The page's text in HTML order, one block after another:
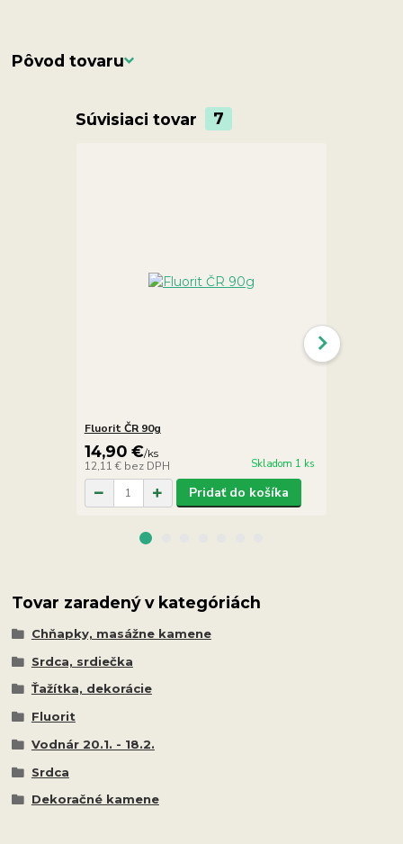
Pôvod tovaru
Súvisiaci tovar 7
Fluorit ČR 90g
14,90 €/ks
12,11 € bez DPH Skladom 1 ks
Pridať do košíka
Tovar zaradený v kategóriách
Chňapky, masážne kamene
Srdca, srdiečka
Ťažítka, dekorácie
Fluorit
Vodnár 20.1. - 18.2.
Srdca
Dekoračné kamene